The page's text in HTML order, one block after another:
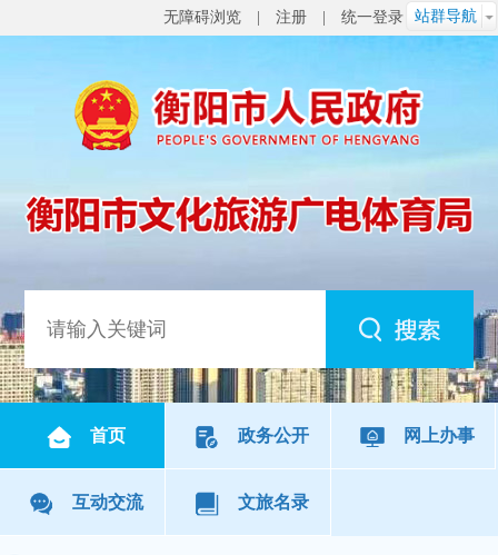
无障碍浏览 注册 统一登录 站群导航
首页 政务公开 网上办事
互动交流 文旅名录